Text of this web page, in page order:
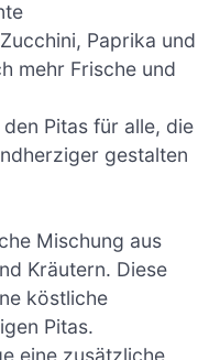
Paprika und
mehr Frische und
Pitas für alle, die
gestalten
Mischung aus
Kräutern. Diese
köstliche
Pitas.
eine zusätzliche